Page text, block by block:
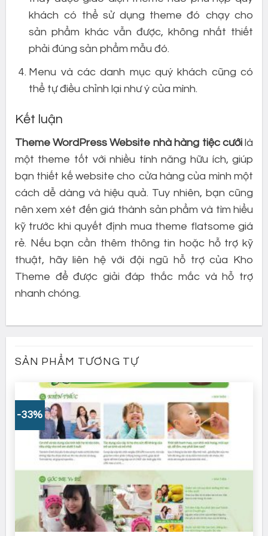
khách có thể sử dụng theme đó chạy cho
sản phẩm khác vẫn được, không nhất thiết
phải đúng sản phẩm mẫu đó.
Menu và các danh mục quý khách cũng có
thể tự điều chỉnh lại như ý của mình.
Kết luận
Theme WordPress Website nhà hàng tiệc cưới là
một theme tốt với nhiều tính năng hữu ích, giúp
bạn thiết kế website cho cửa hàng của mình một
cách dễ dàng và hiệu quả. Tuy nhiên, bạn cũng
nên xem xét đến giá thành sản phẩm và tìm hiểu
kỹ trước khi quyết định mua theme flatsome giá
rẻ. Nếu bạn cần thêm thông tin hoặc hỗ trợ kỹ
thuật, hãy liên hệ với đội ngũ hỗ trợ của Kho
Theme để được giải đáp thắc mắc và hỗ trợ
nhanh chóng.
SẢN PHẨM TƯƠNG TỰ
-33%